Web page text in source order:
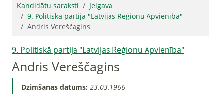
Kandidātu saraksti
Jelgava
9. Politiskā partija "Latvijas Reģionu Apvienība"
Andris Vereščagins
9. Politiskā partija "Latvijas Reģionu Apvienība"
Andris Vereščagins
Dzimšanas datums: 23.03.1966